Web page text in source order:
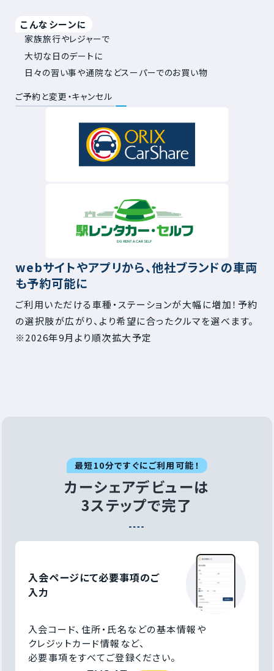
こんなシーンに
家族旅行やレジャーで
大切な日のデートに
日々の習い事や通院などスーパーでのお買い物
ご予約と変更・キャンセル
webサイトやアプリから、他社ブランドの車両
も予約可能に
ご利用いただける車種・ステーションが大幅に増加！予約
の選択肢が広がり、より希望に合ったクルマを選べます。
※2026年9月より順次拡大予定
最短10分ですぐにご利用可能！
カーシェアデビューは
3ステップで完了
入会ページにて必要事項のご
入力
入会コード、住所・氏名などの基本情報や
クレジットカード情報など、
必要事項をすべてご登録ください。